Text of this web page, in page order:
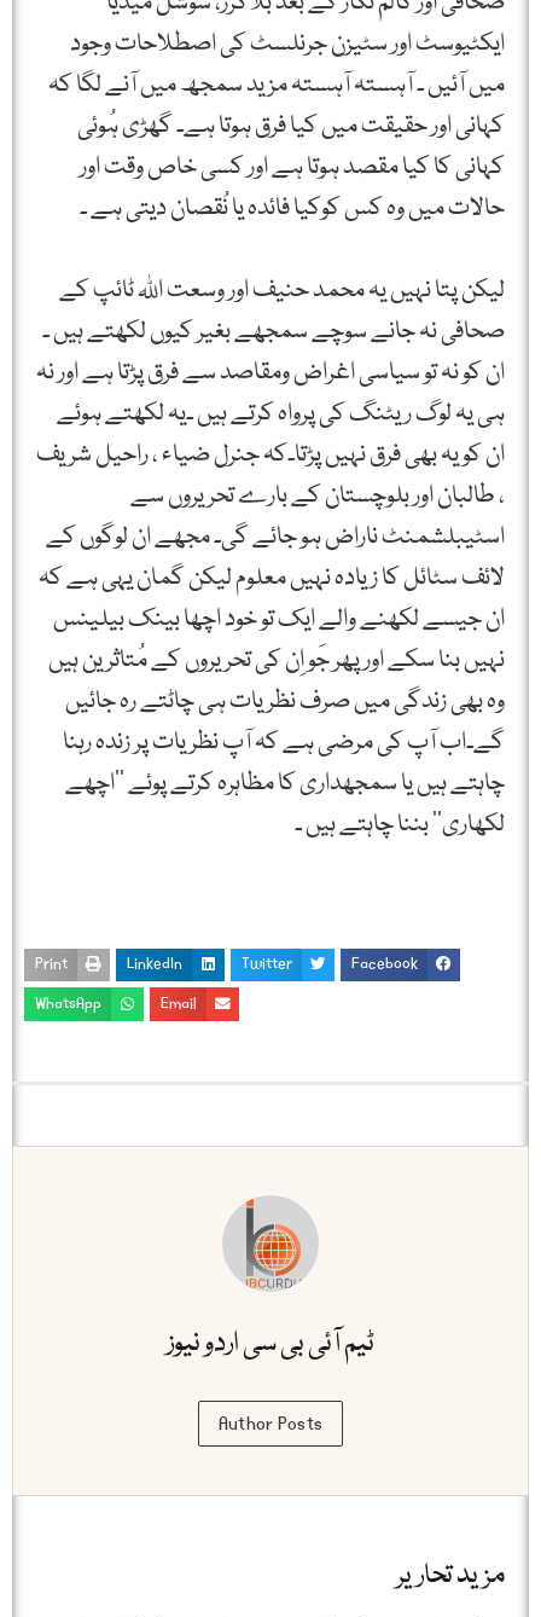
ایکٹیوسٹ اور سٹیزن جرنلسٹ کی اصطلاحات وجود
میں آئیں ۔ آہستہ آہستہ مزید سمجھ میں آنے لگا کہ
کہانی اور حقیقت میں کیا فرق ہوتا ہے۔ گھڑی ہُوئی
کہانی کا کیا مقصد ہوتا ہے اور کسی خاص وقت اور
حالات میں وہ کس کوکیا فائدہ یا نُقصان دیتی ہے ۔
لیکن پتا نہیں یہ محمد حنیف اور وسعت اللہ ٹائپ کے
صحافی نہ جانے سوچے سمجھے بغیر کیوں لکھتے ہیں ۔
ان کو نہ تو سیاسی اغراض ومقاصد سے فرق پڑتا ہے اور نہ
ہی یہ لوگ ریٹنگ کی پرواہ کرتے ہیں ۔یہ لکھتے ہوئے
ان کو یہ بھی فرق نہیں پڑتا۔کہ جنرل ضیاء ، راحیل شریف
، طالبان اور بلوچستان کے بارے تحریروں سے
اسٹیبلشمنٹ ناراض ہو جائے گی۔ مجھے ان لوگوں کے
لائف سٹائل کا زیادہ نہیں معلوم لیکن گمان یہی ہے کہ
ان جیسے لکھنے والے ایک تو خود اچھا بینک بیلینس
نہیں بنا سکے اور پھر جَو اِن کی تحریروں کے مُتاثرین ہیں
وہ بھی زندگی میں صرف نظریات ہی چاٹتے رہ جائیں
گے۔اب آپ کی مرضی ہے کہ آپ نظریات پر زندہ رہنا
چاہتے ہیں یا سمجھداری کا مظاہرہ کرتے پوئے ’’اچھے
لکھاری‘‘ بننا چاہتے ہیں ۔
Facebook
Twitter
LinkedIn
Print
Email
WhatsApp
ٹیم آئی بی سی اردو نیوز
Author Posts
مزید تحاریر